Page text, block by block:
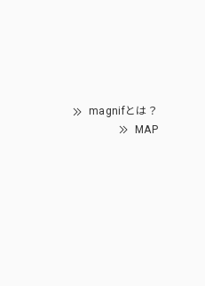
magnifとは？
MAP